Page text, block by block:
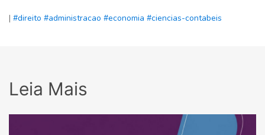
| #direito #administracao #economia #ciencias-contabeis
Leia Mais